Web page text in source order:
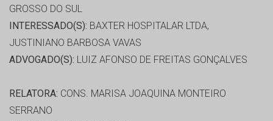
GROSSO DO SUL
INTERESSADO(S): BAXTER HOSPITALAR LTDA,
JUSTINIANO BARBOSA VAVAS
ADVOGADO(S): LUIZ AFONSO DE FREITAS GONÇALVES
RELATORA: CONS. MARISA JOAQUINA MONTEIRO
SERRANO